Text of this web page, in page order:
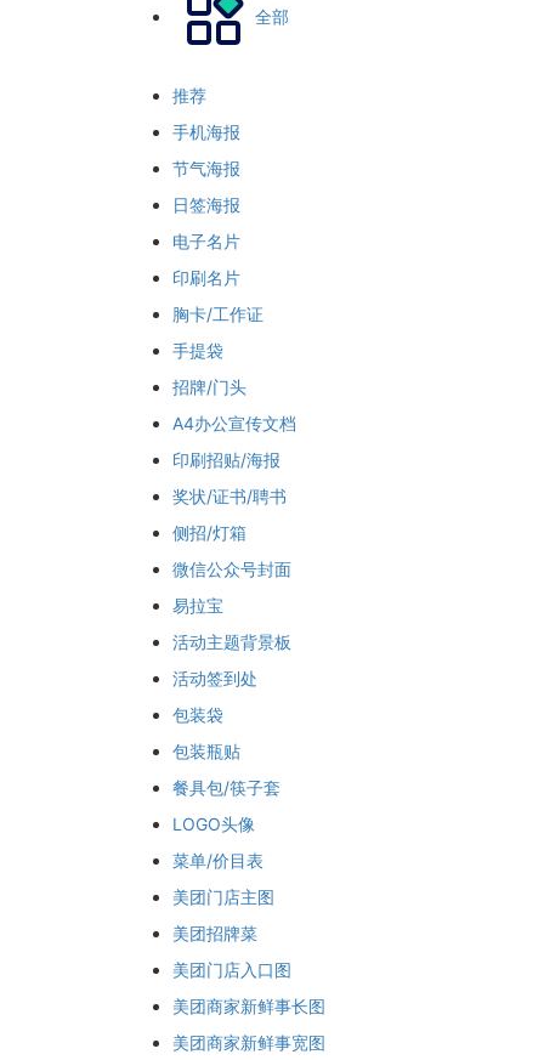
全部
推荐
手机海报
节气海报
日签海报
电子名片
印刷名片
胸卡/工作证
手提袋
招牌/门头
A4办公宣传文档
印刷招贴/海报
奖状/证书/聘书
侧招/灯箱
微信公众号封面
易拉宝
活动主题背景板
活动签到处
包装袋
包装瓶贴
餐具包/筷子套
LOGO头像
菜单/价目表
美团门店主图
美团招牌菜
美团门店入口图
美团商家新鲜事长图
美团商家新鲜事宽图